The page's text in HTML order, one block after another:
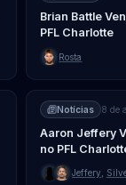
Brian Battle
PFL Charlotte
Rosta
Notícias 8 de
Aaron Jeffery
no PFL
Jeffery